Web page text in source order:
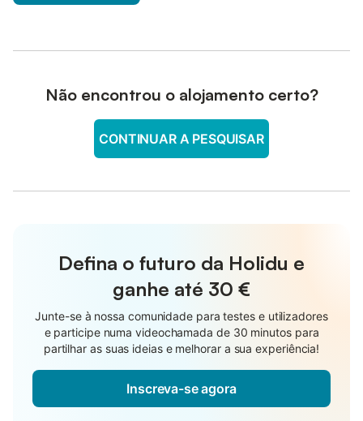
Não encontrou o alojamento certo?
CONTINUAR A PESQUISAR
Defina o futuro da Holidu e
ganhe até 30 €
Junte-se à nossa comunidade para testes e utilizadores
e participe numa videochamada de 30 minutos para
partilhar as suas ideias e melhorar a sua experiência!
Inscreva-se agora